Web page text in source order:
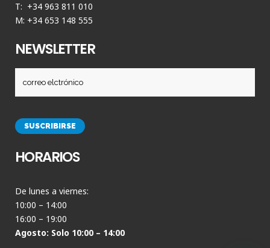
T: +34 963 811 010
M: +34 653 148 555
NEWSLETTER
HORARIOS
De lunes a viernes:
10:00 – 14:00
16:00 – 19:00
Agosto: Solo 10:00 – 14:00